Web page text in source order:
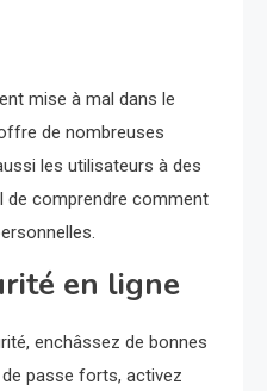
mise à mal dans le
de nombreuses
les utilisateurs à des
de comprendre comment
en ligne
enchâssez de bonnes
passe forts, activez